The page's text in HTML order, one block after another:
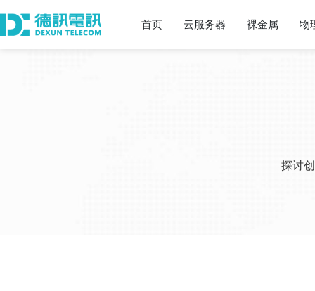
首页 云服务器 裸金属 物
探讨